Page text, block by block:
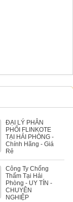
ĐẠI LÝ PHÂN
PHỐI FLINKOTE
TẠI HẢI PHÒNG -
Chính Hãng - Giá
Rẻ
Công Ty Chống
Thấm Tại Hải
Phòng - UY TÍN -
CHUYÊN
NGHIỆP